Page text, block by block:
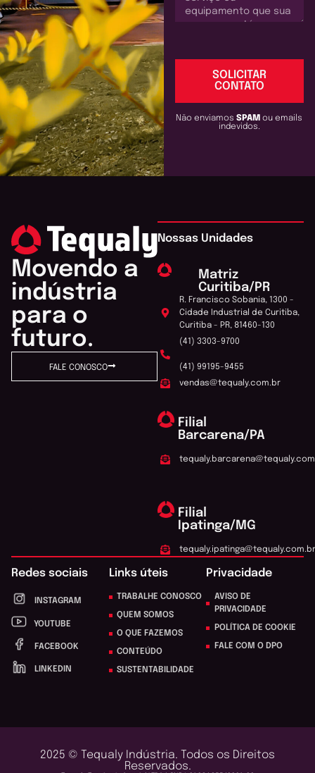
SOLICITAR
CONTATO
Não enviamosSPAMou emails
indevidos.
Movendo a
indústria
para o
futuro.
FALE CONOSCO
Nossas Unidades
Matriz
Curitiba/PR
R. Francisco Sobania, 1300 -
Cidade Industrial de Curitiba,
Curitiba - PR, 81460-130
(41) 3303-9700
(41) 99195-9455
vendas@tequaly.com.br
Filial
Barcarena/PA
Filial
Ipatinga/MG
tequaly.ipatinga@tequaly.com.br
Redes sociais
INSTAGRAM
YOUTUBE
FACEBOOK
LINKEDIN
Links úteis
TRABALHE CONOSCO
QUEM SOMOS
O QUE FAZEMOS
CONTEÚDO
SUSTENTABILIDADE
Privacidade
AVISO DE
PRIVACIDADE
POLÍTICA DE COOKIE
FALE COM O DPO
2025 © Tequaly Indústria. Todos os Direitos
Reservados.